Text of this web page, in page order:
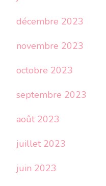
décembre 2023
novembre 2023
octobre 2023
septembre 2023
août 2023
juillet 2023
juin 2023